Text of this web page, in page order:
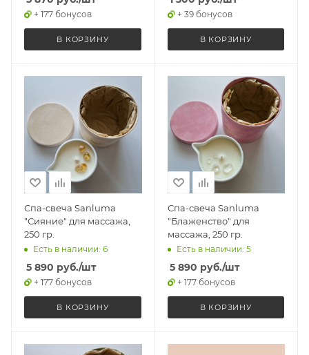
+ 177 бонусов
В КОРЗИНУ
+ 39 бонусов
В КОРЗИНУ
Спа-свеча Sanluma
"Сияние" для массажа,
250 гр.
Есть в наличии: 6
5 890 руб./шт
+ 177 бонусов
В КОРЗИНУ
Спа-свеча Sanluma
"Блаженство" для
массажа, 250 гр.
Есть в наличии: 5
5 890 руб./шт
+ 177 бонусов
В КОРЗИНУ